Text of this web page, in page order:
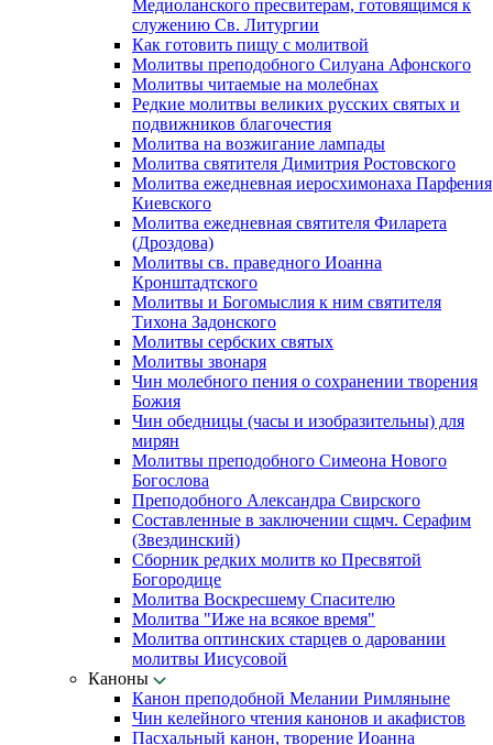
Медиоланского пресвитерам, готовящимся к
служению Св. Литургии
Как готовить пищу с молитвой
Молитвы преподобного Силуана Афонского
Молитвы читаемые на молебнах
Редкие молитвы великих русских святых и
подвижников благочестия
Молитва на возжигание лампады
Молитва святителя Димитрия Ростовского
Молитва ежедневная иеросхимонаха Парфения
Киевского
Молитва ежедневная святителя Филарета
(Дроздова)
Молитвы св. праведного Иоанна
Кронштадтского
Молитвы и Богомыслия к ним святителя
Тихона Задонского
Молитвы сербских святых
Молитвы звонаря
Чин молебного пения о сохранении творения
Божия
Чин обедницы (часы и изобразительны) для
мирян
Молитвы преподобного Симеона Нового
Богослова
Преподобного Александра Свирского
Составленные в заключении сщмч. Серафим
(Звездинский)
Сборник редких молитв ко Пресвятой
Богородице
Молитва Воскресшему Спасителю
Молитва "Иже на всякое время"
Молитва оптинских старцев о даровании
молитвы Иисусовой
Каноны
Канон преподобной Мелании Римляныне
Чин келейного чтения канонов и акафистов
Пасхальный канон, творение Иоанна